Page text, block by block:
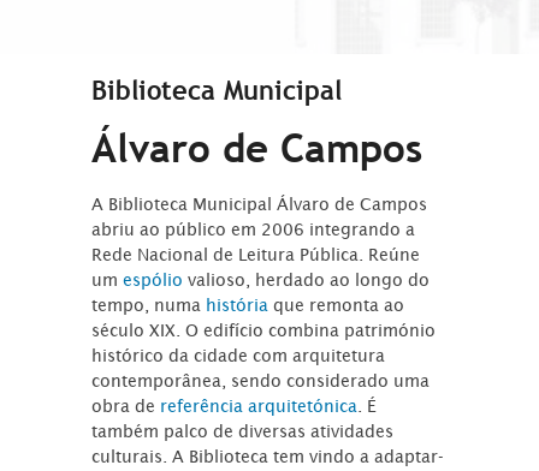
Biblioteca Municipal
Álvaro de Campos
A Biblioteca Municipal Álvaro de Campos
abriu ao público em 2006 integrando a
Rede Nacional de Leitura Pública. Reúne
umespóliovalioso, herdado ao longo do
tempo, numa história que remonta ao
século XIX. O edifício combina património
histórico da cidade com arquitetura
contemporânea, sendo considerado uma
obra de referência arquitetónica . É
também palco de diversas atividades
culturais. A Biblioteca tem vindo a adaptar-